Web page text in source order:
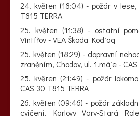
24. květen (18:04) - požár v lese,
T815 TERRA
25. květen (11:38) - ostatní
Vintířov - VEA Škoda Kodiaq
25. květen (18:29) - dopravní
zraněním, Chodov, ul. 1.máje -
25. květen (21:49) - požár
CAS 30 T815 TERRA
26. květen (09:46) - požár
cvičení, Karlovy Vary-Stará